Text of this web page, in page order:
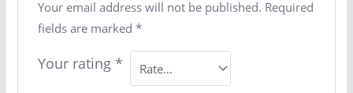
Your email address will not be published. Required
fields are marked *
Your rating *